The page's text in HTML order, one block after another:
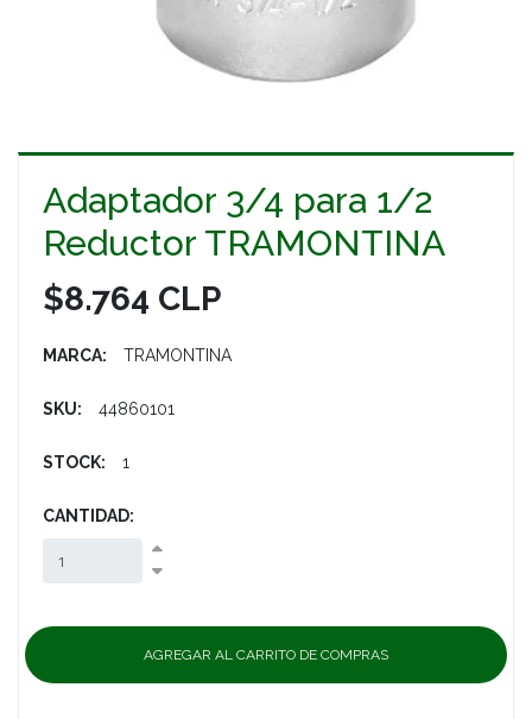
Adaptador 3/4 para 1/2
Reductor TRAMONTINA
$8.764 CLP
MARCA: TRAMONTINA
SKU: 44860101
STOCK: 1
CANTIDAD: